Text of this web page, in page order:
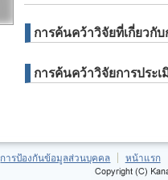
การค้นคว้าวิจัยที่เกี่ยวกั
การค้นคว้าวิจัยการประ
การป้องกันข้อมูลส่วนบุคคล หน้าแรก